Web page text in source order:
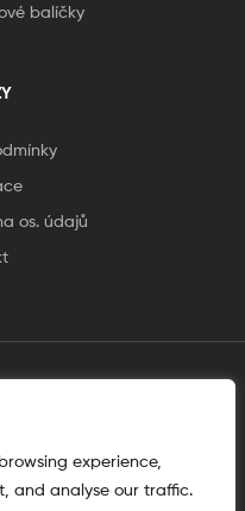
experience,
and analyse our traffic.
balíčky
os. údajů
úplnějinak